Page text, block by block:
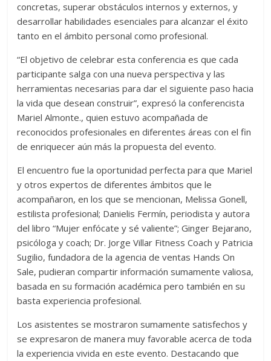
concretas, superar obstáculos internos y externos, y
desarrollar habilidades esenciales para alcanzar el éxito
tanto en el ámbito personal como profesional.
“El objetivo de celebrar esta conferencia es que cada
participante salga con una nueva perspectiva y las
herramientas necesarias para dar el siguiente paso hacia
la vida que desean construir”, expresó la conferencista
Mariel Almonte., quien estuvo acompañada de
reconocidos profesionales en diferentes áreas con el fin
de enriquecer aún más la propuesta del evento.
El encuentro fue la oportunidad perfecta para que Mariel
y otros expertos de diferentes ámbitos que le
acompañaron, en los que se mencionan, Melissa Gonell,
estilista profesional; Danielis Fermín, periodista y autora
del libro “Mujer enfócate y sé valiente”; Ginger Bejarano,
psicóloga y coach; Dr. Jorge Villar Fitness Coach y Patricia
Sugilio, fundadora de la agencia de ventas Hands On
Sale, pudieran compartir información sumamente valiosa,
basada en su formación académica pero también en su
basta experiencia profesional.
Los asistentes se mostraron sumamente satisfechos y
se expresaron de manera muy favorable acerca de toda
la experiencia vivida en este evento. Destacando que